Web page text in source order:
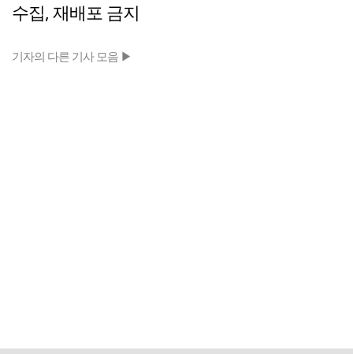
수집, 재배포 금지
기자의 다른 기사 모음 ▶